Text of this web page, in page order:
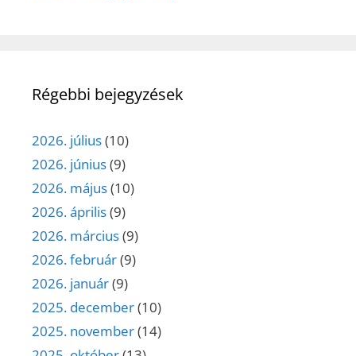
Régebbi bejegyzések
2026. július(10)
2026. június(9)
2026. május(10)
2026. április(9)
2026. március(9)
2026. február(9)
2026. január(9)
2025. december(10)
2025. november(14)